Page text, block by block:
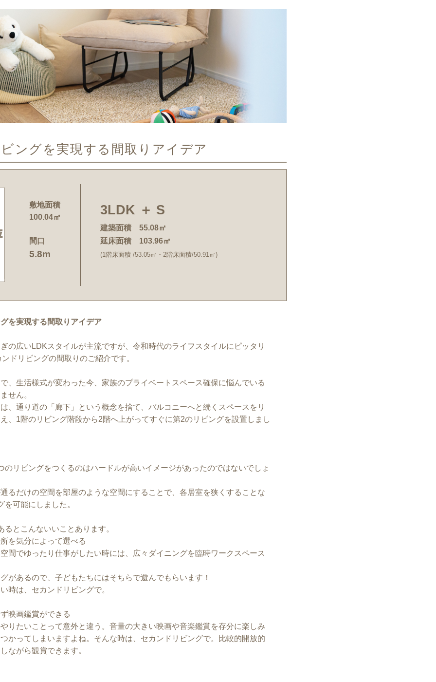
ングを実現する間取りアイデア
敷地面積
100.04㎡
間口
5.8m
3LDK ＋ S
建築面積 55.08㎡
延床面積 103.96㎡
(1階床面積 /53.05㎡・2階床面積/50.91㎡)
を実現する間取りアイデア
の広いLDKスタイルが主流ですが、令和時代のライフスタイルにピッタリ
ドリビングの間取りのご紹介です。
、生活様式が変わった今、家族のプライベートスペース確保に悩んでいる
せん。
、通り道の「廊下」という概念を捨て、バルコニーへと続くスペースをリ
、1階のリビング階段から2階へ上がってすぐに第2のリビングを設置しまし
のリビングをつくるのはハードルが高いイメージがあったのではないでしょ
るだけの空間を部屋のような空間にすることで、各居室を狭くすることな
を可能にしました。
るとこんないいことあります。
を気分によって選べる
間でゆったり仕事がしたい時には、広々ダイニングを臨時ワークスペース
があるので、子どもたちにはそちらで遊んでもらいます！
時は、セカンドリビングで。
映画鑑賞ができる
りたいことって意外と違う。音量の大きい映画や音楽鑑賞を存分に楽しみ
かってしまいますよね。そんな時は、セカンドリビングで。比較的開放的
ながら観賞できます。